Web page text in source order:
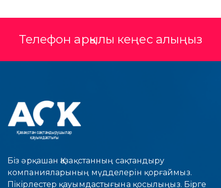
Телефон арқылы кеңес алыңыз
Біз әрқашан Қазақстанның сақтандыру
компанияларының мүдделерін қорғаймыз.
Пікірлестер қауымдастығына қосылыңыз. Бірге